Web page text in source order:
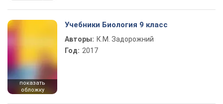
показать
обложку
Учебники Биология 9 класс
Авторы: К.М. Задорожний
Год: 2017